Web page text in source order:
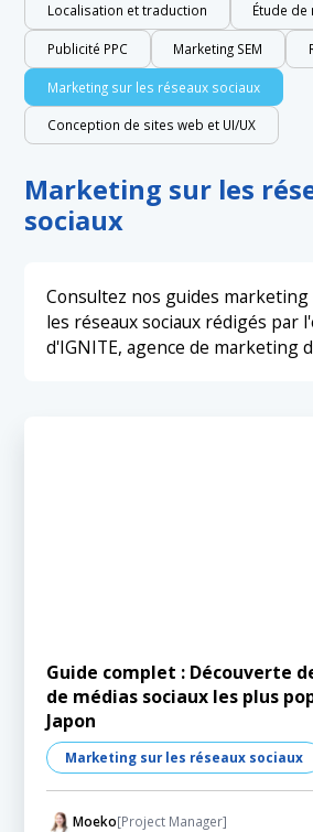
Localisation et traduction Étude de
Publicité PPC Marketing SEM
Marketing sur les réseaux sociaux
Conception de sites web et UI/UX
Marketing sur les
sociaux
Consultez nos guides
les réseaux sociaux rédigés par
d'IGNITE, agence de marketing
Guide complet : Découverte
de médias sociaux les plus
Japon
Marketing sur les réseaux sociaux
Moeko[Project Manager]